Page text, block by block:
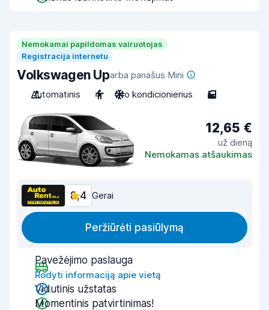
Nemokamai papildomas vairuotojas
Registracija internetu
Volkswagen Uparba panašus Mini
Automatinis
4 Oro kondicionierius 5
12,65 €
už dieną
Nemokamas atšaukimas
8,4 Gerai
Peržiūrėti pasiūlymą
Pavežėjimo paslauga
Rodyti informaciją apie vietą
Vidutinis užstatas
Momentinis patvirtinimas!